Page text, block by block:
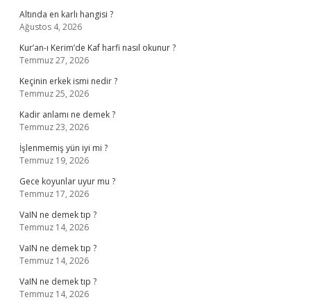
Altında en karlı hangisi ?
Ağustos 4, 2026
Kur’an-ı Kerim’de Kaf harfi nasıl okunur ?
Temmuz 27, 2026
Keçinin erkek ismi nedir ?
Temmuz 25, 2026
Kadir anlamı ne demek ?
Temmuz 23, 2026
İşlenmemiş yün iyi mi ?
Temmuz 19, 2026
Gece koyunlar uyur mu ?
Temmuz 17, 2026
VaIN ne demek tıp ?
Temmuz 14, 2026
VaIN ne demek tıp ?
Temmuz 14, 2026
VaIN ne demek tıp ?
Temmuz 14, 2026